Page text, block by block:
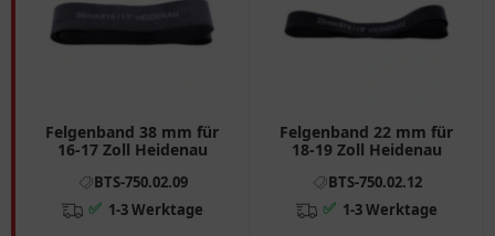
Felgenband 38 mm für
16-17 Zoll Heidenau
BTS-750.02.09
✅ 1-3 Werktage
Felgenband 22 mm für
18-19 Zoll Heidenau
BTS-750.02.12
✅ 1-3 Werktage